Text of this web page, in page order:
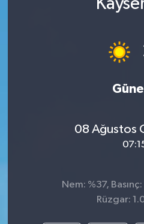
08 Ağustos
Nem: %37,
Rüzgar: